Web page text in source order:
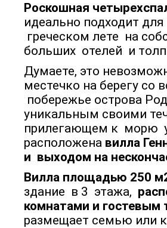
Роскошная
идеально подходит
греческом лете на
больших отелей и толп
Думаете, это
местечко на берегу со
побережье острова
уникальным своими
прилегающем к морю
расположена вилла
и выходом на
Вилла площадью 250
здание в 3 этажа,
комнатами и гостевым
размещает семью или